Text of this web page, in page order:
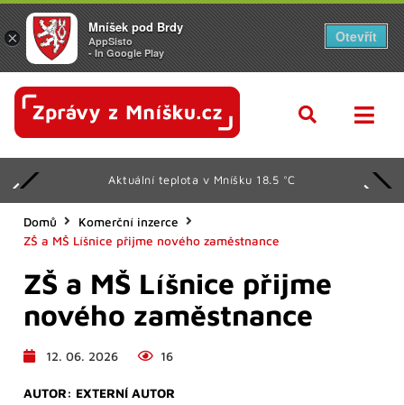
Aktuální teplota v Mníšku 18.5 °C
Domů
Komerční inzerce
ZŠ a MŠ Líšnice přijme nového zaměstnance
ZŠ a MŠ Líšnice přijme
nového zaměstnance
12. 06. 2026 16
AUTOR: EXTERNÍ AUTOR
×
Mníšek pod Brdy
AppSisto
- In Google Play
Otevřít